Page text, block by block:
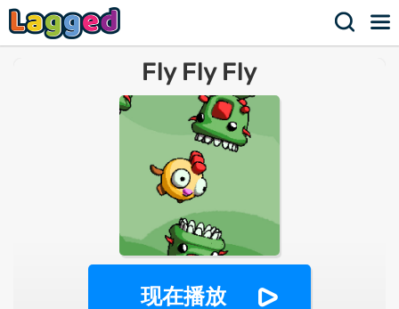
Fly Fly Fly
现在播放